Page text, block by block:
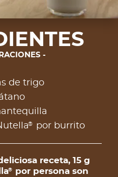
de trigo
® por burrito
receta, 15 g
®
por persona son